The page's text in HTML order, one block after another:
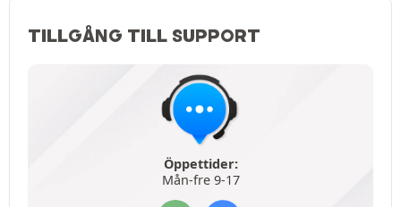
TILLGÅNG TILL SUPPORT
Öppettider:
Mån-fre 9-17